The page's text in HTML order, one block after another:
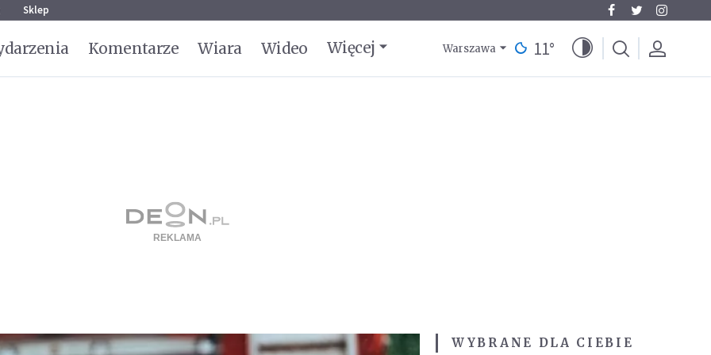
Sklep
Komentarze Wiara Wideo Więcej Warszawa 11°
WYBRANE DLA CIEBIE